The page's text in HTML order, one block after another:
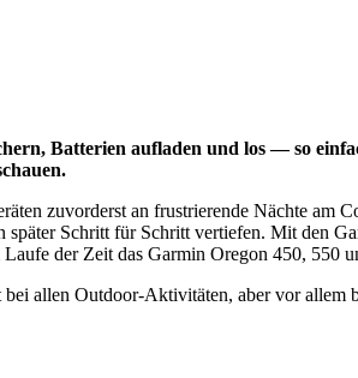
Batterien aufladen und los — so
zuvorderst an frustrierende Nächte am
Schritt für Schritt vertiefen. Mit den
der Zeit das Garmin Oregon 450, 550
allen Outdoor-Aktivitäten, aber vor